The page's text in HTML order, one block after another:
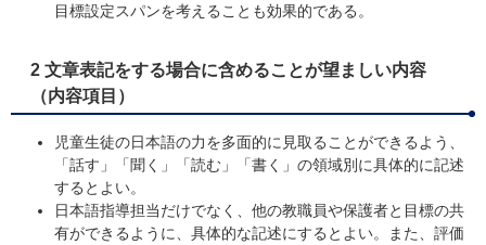
目標設定スパンを考えることも効果的である。
2 文章表記をする場合に含めることが望ましい内容
（内容項目）
児童生徒の日本語の力を多面的に見取ることができるよう、
「話す」「聞く」「読む」「書く」の領域別に具体的に記述
するとよい。
日本語指導担当だけでなく、他の教職員や保護者と目標の共
有ができるように、具体的な記述にするとよい。また、評価